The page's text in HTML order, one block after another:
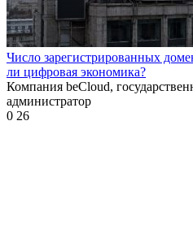
Число зарегистрированных
ли цифровая экономика?
Компания beCloud,
администратор
0 26